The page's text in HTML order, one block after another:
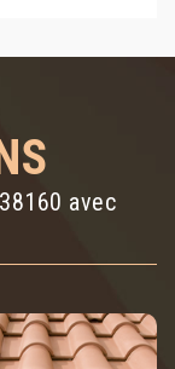
avec